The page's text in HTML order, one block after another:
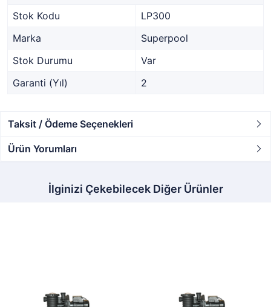
Stok Kodu
LP300
Marka
Superpool
Stok Durumu
Var
Garanti (Yıl)
2
Taksit / Ödeme Seçenekleri
Ürün Yorumları
İlginizi Çekebilecek Diğer Ürünler